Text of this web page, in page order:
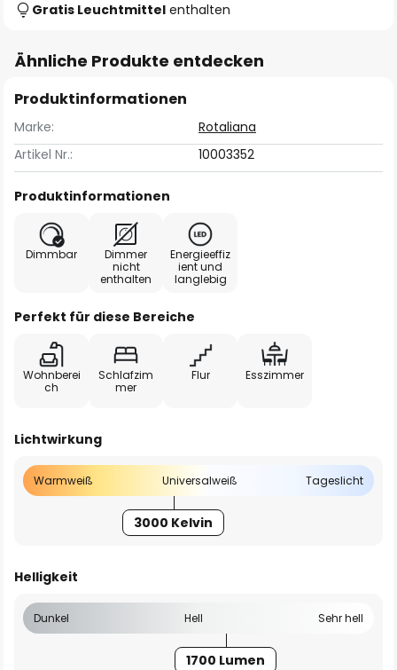
Gratis Leuchtmittel enthalten
Ähnliche Produkte entdecken
Produktinformationen
Marke:
Rotaliana
Artikel Nr.:
10003352
Produktinformationen
Dimmbar
Dimmer
nicht
enthalten
Energieeffiz
ient und
langlebig
Perfekt für diese Bereiche
Wohnberei
ch
Schlafzim
mer
Flur Esszimmer
Lichtwirkung
Warmweiß Universalweiß Tageslicht
3000 Kelvin
Helligkeit
Dunkel Hell Sehr hell
1700 Lumen